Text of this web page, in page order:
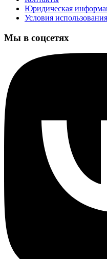
Юридическая
Условия
Мы в соцсетях